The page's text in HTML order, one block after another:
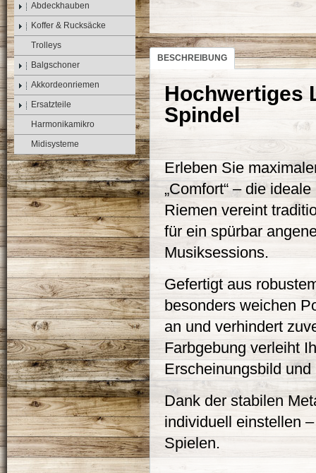
Abdeckhauben
Koffer & Rucksäcke
Trolleys
Balgschoner
Akkordeonriemen
Ersatzteile
Harmonikamikro
Midisysteme
BESCHREIBUNG
Hochwertiges
Spindel
Erleben Sie
„Comfort“ – die
Riemen vereint
für ein spürbar
Musiksessions.
Gefertigt aus
besonders weichen
an und verhindert
Farbgebung verleiht
Erscheinungsbild
Dank der stabilen
individuell einstellen
Spielen.